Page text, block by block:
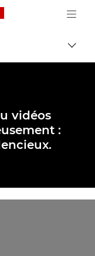
Canon Logo, back
vidéos
: